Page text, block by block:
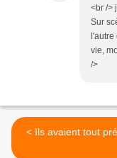
<br />
Sur
vie,
/>
< Ils avaient tout